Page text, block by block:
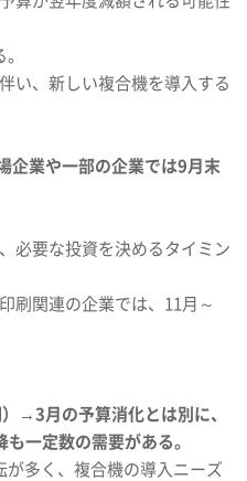
い、新しい複合機を導入する
業や一部の企業では9月末
必要な投資を決めるタイミン
刷関連の企業では、11月～
→3月の予算消化とは別に、
一定数の需要がある。
が多く、複合機の導入ニーズ